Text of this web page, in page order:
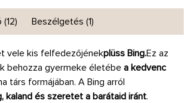
Beszélgetés (1)
vele kis felfedezőjénekplüss Bing.Ez az
behozza gyermeke életébe a kedvenc
társ formájában. A Bing arról
kaland és szeretet a barátaid iránt.